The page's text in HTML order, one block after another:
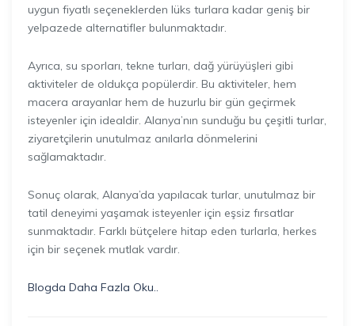
uygun fiyatlı seçeneklerden lüks turlara kadar geniş bir
yelpazede alternatifler bulunmaktadır.
Ayrıca, su sporları, tekne turları, dağ yürüyüşleri gibi
aktiviteler de oldukça popülerdir. Bu aktiviteler, hem
macera arayanlar hem de huzurlu bir gün geçirmek
isteyenler için idealdir. Alanya’nın sunduğu bu çeşitli turlar,
ziyaretçilerin unutulmaz anılarla dönmelerini
sağlamaktadır.
Sonuç olarak, Alanya’da yapılacak turlar, unutulmaz bir
tatil deneyimi yaşamak isteyenler için eşsiz fırsatlar
sunmaktadır. Farklı bütçelere hitap eden turlarla, herkes
için bir seçenek mutlak vardır.
Blogda Daha Fazla Oku..